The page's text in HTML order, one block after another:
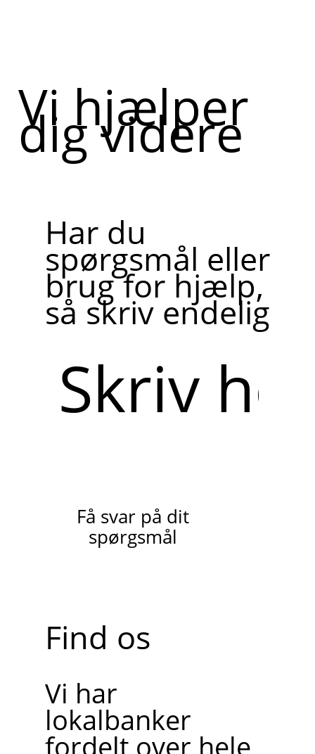
Vi hjælper
dig videre
Har du
spørgsmål eller
brug for hjælp,
så skriv endelig
her
Få svar på dit
spørgsmål
Find os
Vi har
lokalbanker
fordelt over hele